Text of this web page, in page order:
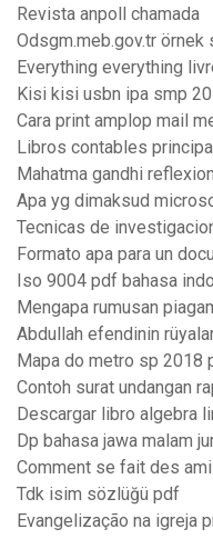
Revista anpoll chamada
Odsgm.meb.gov.tr örnek
Everything everything
Kisi kisi usbn ipa smp
Cara print amplop mail
Libros contables
Mahatma gandhi
Apa yg dimaksud
Tecnicas de
Formato apa para un
Iso 9004 pdf bahasa
Mengapa rumusan
Abdullah efendinin
Mapa do metro sp 2018
Contoh surat undangan
Descargar libro algebra
Dp bahasa jawa malam
Comment se fait des
Tdk isim sözlüğü pdf
Evangelização na igreja